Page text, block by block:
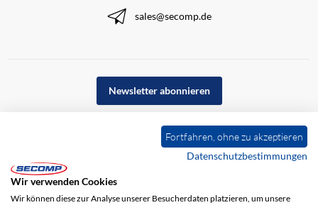
sales@secomp.de
Newsletter abonnieren
Fortfahren, ohne zu akzeptieren
Datenschutzbestimmungen
Wir verwenden Cookies
Wir können diese zur Analyse unserer Besucherdaten platzieren, um unsere